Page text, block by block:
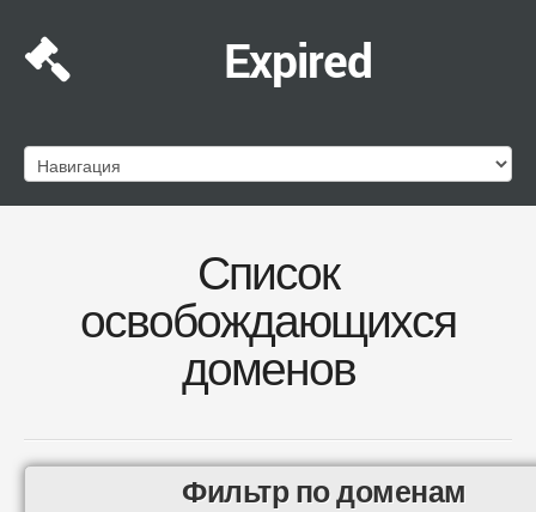
Expired
Список
освобождающихся
доменов
Фильтр по доменам